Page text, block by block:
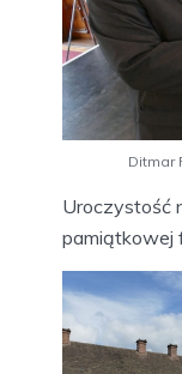
Ditmar
Uroczystość
pamiątkowej